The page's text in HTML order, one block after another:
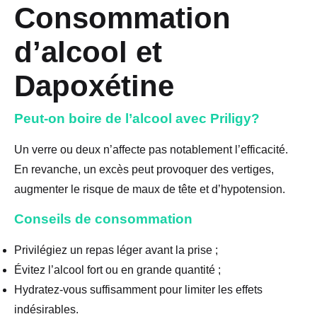
Consommation
d’alcool et
Dapoxétine
Peut-on boire de l’alcool avec Priligy?
Un verre ou deux n’affecte pas notablement l’efficacité.
En revanche, un excès peut provoquer des vertiges,
augmenter le risque de maux de tête et d’hypotension.
Conseils de consommation
Privilégiez un repas léger avant la prise ;
Évitez l’alcool fort ou en grande quantité ;
Hydratez-vous suffisamment pour limiter les effets
indésirables.